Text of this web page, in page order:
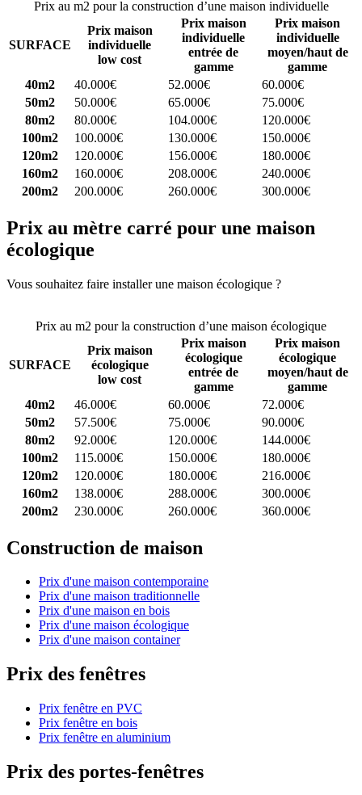
Prix au m2 pour la construction d’une maison individuelle
SURFACE
Prix maison
individuelle
low cost
Prix maison
individuelle
entrée de
gamme
Prix maison
individuelle
moyen/haut de
gamme
40m2
40.000€ 52.000€
60.000€
50m2
50.000€ 65.000€
75.000€
80m2
80.000€ 104.000€
120.000€
100m2
100.000€ 130.000€
150.000€
120m2
120.000€ 156.000€
180.000€
160m2
160.000€ 208.000€
240.000€
200m2
200.000€ 260.000€ 300.000€
Prix au mètre carré pour une maison
écologique
Vous souhaitez faire installer une maison écologique ?
Prix au m2 pour la construction d’une maison écologique
SURFACE
Prix maison
écologique
low cost
Prix maison
écologique
entrée de
gamme
Prix maison
écologique
moyen/haut de
gamme
40m2
46.000€ 60.000€
72.000€
50m2
57.500€ 75.000€
90.000€
80m2
92.000€ 120.000€
144.000€
100m2
115.000€ 150.000€
180.000€
120m2
120.000€ 180.000€
216.000€
160m2
138.000€ 288.000€
300.000€
200m2
230.000€ 260.000€ 360.000€
Construction de maison
Prix d'une maison contemporaine
Prix d'une maison traditionnelle
Prix d'une maison en bois
Prix d'une maison écologique
Prix d'une maison container
Prix des fenêtres
Prix fenêtre en PVC
Prix fenêtre en bois
Prix fenêtre en aluminium
Prix des portes-fenêtres